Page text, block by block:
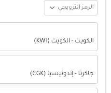
الرمز الترويجي expand_more
الكويت - الكويت (KWI)
جاكرتا - إندونيسيا (CGK)